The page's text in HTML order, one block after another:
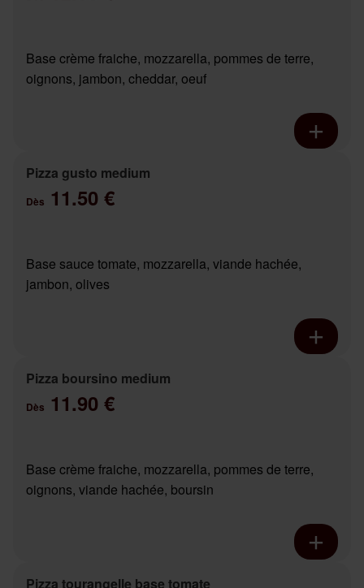
Base crème fraiche, mozzarella, pommes de terre,
oignons, jambon, cheddar, oeuf
Pizza gusto medium
Dès 11.50 €
Base sauce tomate, mozzarella, viande hachée,
jambon, olives
Pizza boursino medium
Dès 11.90 €
Base crème fraiche, mozzarella, pommes de terre,
oignons, viande hachée, boursin
Pizza tourangelle base tomate